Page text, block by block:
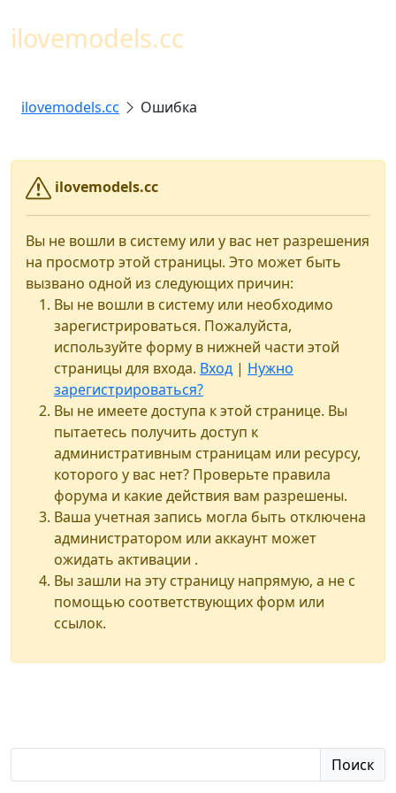
ilovemodels.cc
ilovemodels.cc Ошибка
ilovemodels.cc
Вы не вошли в систему или у вас нет разрешения
на просмотр этой страницы. Это может быть
вызвано одной из следующих причин:
Вы не вошли в систему или необходимо
зарегистрироваться. Пожалуйста,
используйте форму в нижней части этой
страницы для входа. Вход | Нужно
зарегистрироваться?
Вы не имеете доступа к этой странице. Вы
пытаетесь получить доступ к
административным страницам или ресурсу,
которого у вас нет? Проверьте правила
форума и какие действия вам разрешены.
Ваша учетная запись могла быть отключена
администратором или аккаунт может
ожидать активации .
Вы зашли на эту страницу напрямую, а не с
помощью соответствующих форм или
ссылок.
Поиск